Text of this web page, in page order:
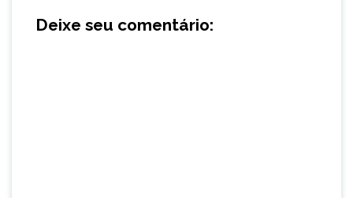
Deixe seu comentário: